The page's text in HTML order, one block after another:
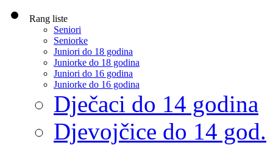
Rang liste
Seniori
Seniorke
Juniori do 18 godina
Juniorke do 18 godina
Juniori do 16 godina
Juniorke do 16 godina
Dječaci do 14 godina
Djevojčice do 14 god.